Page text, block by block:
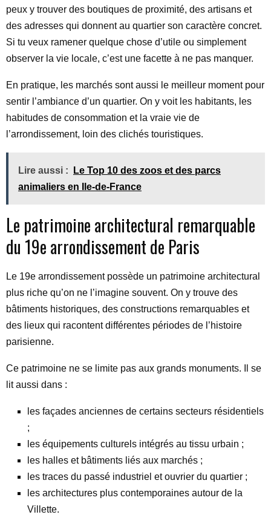
peux y trouver des boutiques de proximité, des artisans et
des adresses qui donnent au quartier son caractère concret.
Si tu veux ramener quelque chose d’utile ou simplement
observer la vie locale, c’est une facette à ne pas manquer.
En pratique, les marchés sont aussi le meilleur moment pour
sentir l’ambiance d’un quartier. On y voit les habitants, les
habitudes de consommation et la vraie vie de
l’arrondissement, loin des clichés touristiques.
Lire aussi :
Le Top 10 des zoos et des parcs
animaliers en Ile-de-France
Le patrimoine architectural remarquable
du 19e arrondissement de Paris
Le 19e arrondissement possède un patrimoine architectural
plus riche qu’on ne l’imagine souvent. On y trouve des
bâtiments historiques, des constructions remarquables et
des lieux qui racontent différentes périodes de l’histoire
parisienne.
Ce patrimoine ne se limite pas aux grands monuments. Il se
lit aussi dans :
les façades anciennes de certains secteurs résidentiels
;
les équipements culturels intégrés au tissu urbain ;
les halles et bâtiments liés aux marchés ;
les traces du passé industriel et ouvrier du quartier ;
les architectures plus contemporaines autour de la
Villette.